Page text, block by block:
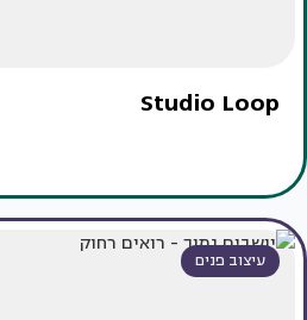
Studio Loop
עיצוב פנים